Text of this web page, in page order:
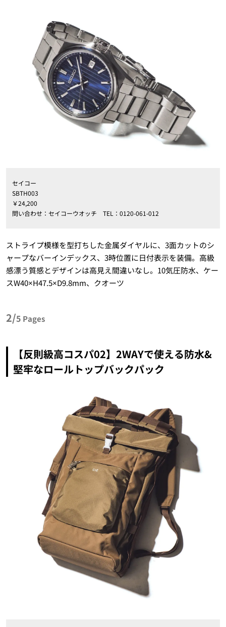
セイコー
SBTH003
￥24,200
問い合わせ：セイコーウオッチ TEL：0120-061-012
ストライプ模様を型打ちした金属ダイヤルに、3面カットのシ
ャープなバーインデックス、3時位置に日付表示を装備。高級
感漂う質感とデザインは高見え間違いなし。10気圧防水、ケー
スW40×H47.5×D9.8mm、クオーツ
2/5 Pages
【反則級高コスパ02】2WAYで使える防水&
堅牢なロールトップバックパック